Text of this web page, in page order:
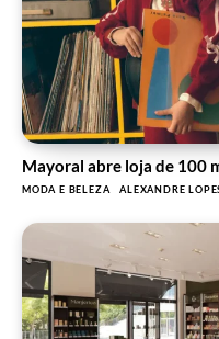
Mayoral abre loja de 100
MODA E BELEZA ALEXANDRE